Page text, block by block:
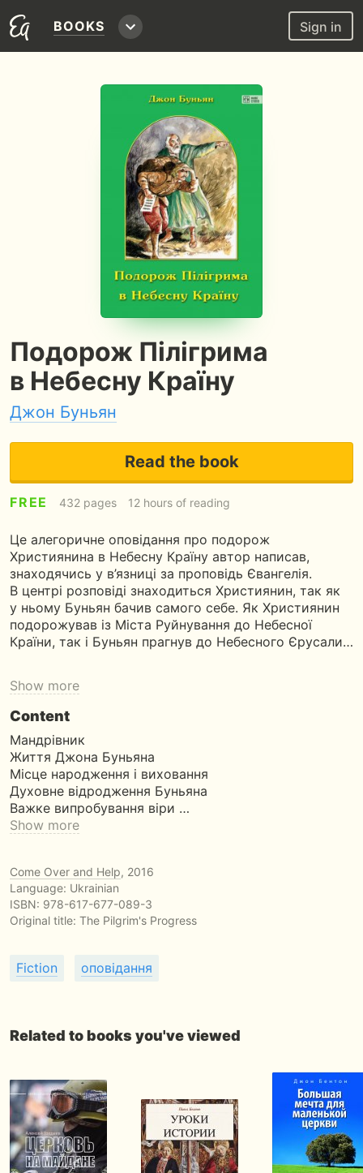
BOOKS Sign in
Подорож Пілігрима
в Небесну Країну
Джон Буньян
Read the book
FREE 432 pages 12 hours of reading
Це алегоричне оповідання про подорож
Християнина в Небесну Країну автор написав,
знаходячись у в’язниці за проповідь Євангелія.
В центрі розповіді знаходиться Християнин, так як
у ньому Буньян бачив самого себе. Як Християнин
подорожував із Міста Руйнування до Небесної
Країни, так і Буньян прагнув до Небесного Єрусали…
Show more
Content
Мандрівник
Життя Джона Буньяна
Місце народження і виховання
Духовне відродження Буньяна
Важке випробування віри …
Show more
Come Over and Help, 2016
Language: Ukrainian
ISBN: 978-617-677-089-3
Original title: The Pilgrim's Progress
Fiction оповідання
Related to books you've viewed